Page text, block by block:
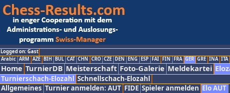
Logged on: Gast
Arabic ARM AZE BIH BUL CAT CHN CRO CZE DEN ENG ESP FAI FIN FRA GER GRE INA ITA
Home TurnierDB Meisterschaft Foto-Galerie Meldekartei
Turnierschach-Elozahl Schnellschach-Elozahl
Allgemeines Turnier anmelden: AUT FIDE Spieler anmelden Elo AUT